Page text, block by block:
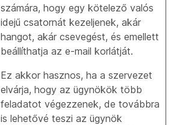
számára, hogy egy kötelező valós
idejű csatornát kezeljenek, akár
hangot, akár csevegést, és emellett
beállíthatja az e-mail korlátját.
Ez akkor hasznos, ha a szervezet
elvárja, hogy az ügynökök több
feladatot végezzenek, de továbbra
is lehetővé teszi az ügynök